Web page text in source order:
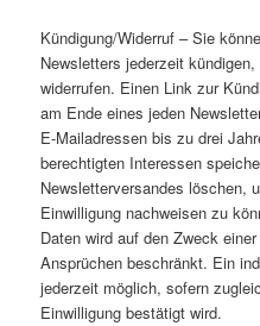
Kündigung/Widerruf – Sie
Newsletters jederzeit
widerrufen. Einen Link zur
am Ende eines jeden
E-Mailadressen bis zu drei
berechtigten Interessen
Newsletterversandes löschen,
Einwilligung nachweisen zu
Daten wird auf den Zweck
Ansprüchen beschränkt. Ein
jederzeit möglich, sofern
Einwilligung bestätigt wird.